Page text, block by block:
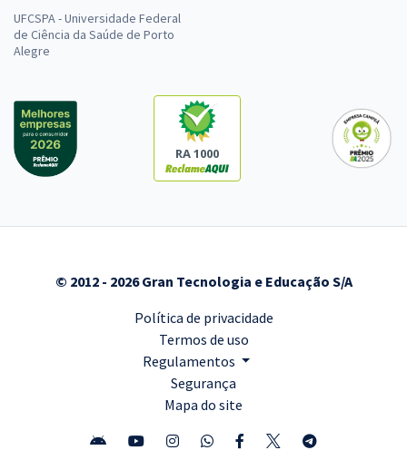
UFCSPA - Universidade Federal
de Ciência da Saúde de Porto
Alegre
RA 1000
© 2012 - 2026 Gran Tecnologia e Educação S/A
Política de privacidade
Termos de uso
Regulamentos
Segurança
Mapa do site